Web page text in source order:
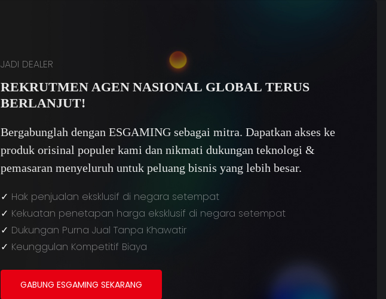
JADI DEALER
REKRUTMEN AGEN NASIONAL GLOBAL TERUS
BERLANJUT!
Bergabunglah dengan ESGAMING sebagai mitra. Dapatkan akses ke
produk orisinal populer kami dan nikmati dukungan teknologi &
pemasaran menyeluruh untuk peluang bisnis yang lebih besar.
✓ Hak penjualan eksklusif di negara setempat
✓ Kekuatan penetapan harga eksklusif di negara setempat
✓ Dukungan Purna Jual Tanpa Khawatir
✓ Keunggulan Kompetitif Biaya
GABUNG ESGAMING SEKARANG